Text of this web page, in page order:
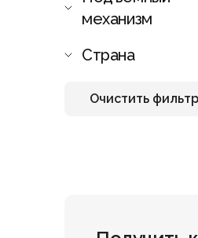
механизм
Страна
Очистить фильтр